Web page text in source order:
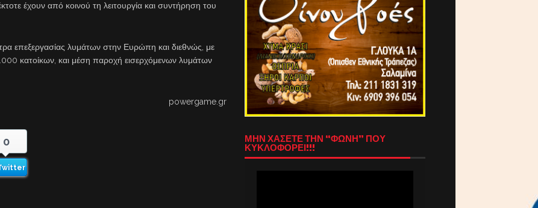
έχουν από κοινού τη λειτουργία και συντήρηση του
επεξεργασίας λυμάτων στην Ευρώπη και διεθνώς, με
κατοίκων, και μέση παροχή εισερχόμενων λυμάτων
powergame.gr
0
ΜΗΝ ΧΑΣΕΤΕ ΤΗΝ “ΦΩΝΗ” ΠΟΥ
ΚΥΚΛΟΦΟΡΕΙ!!!